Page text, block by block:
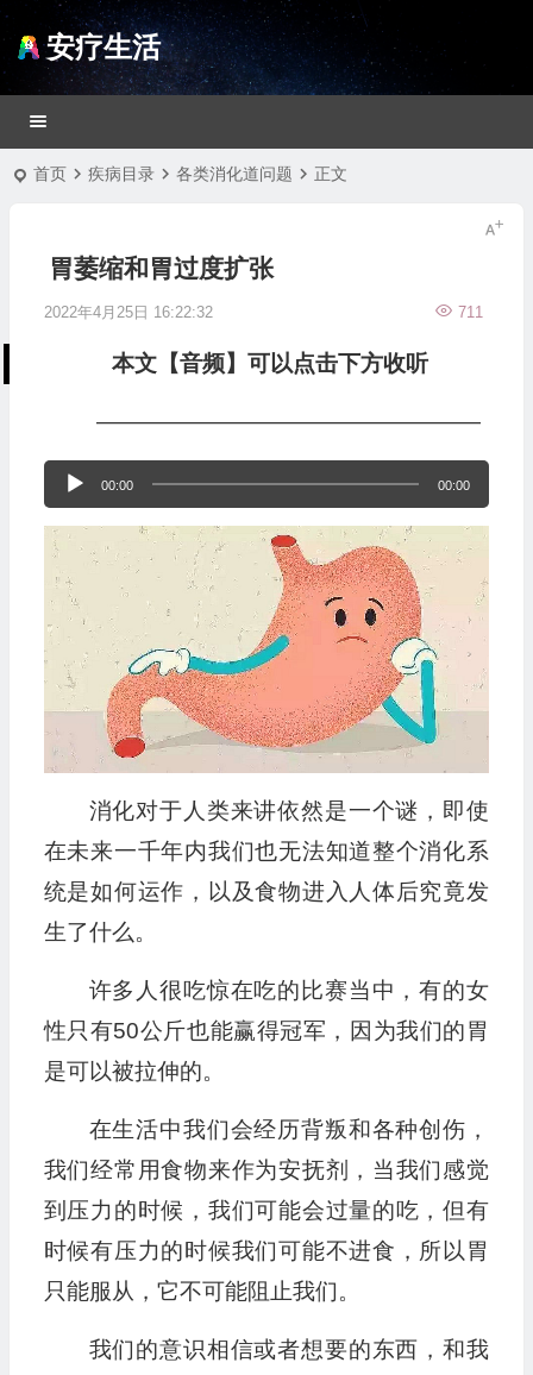
安疗生活
首页 疾病目录 各类消化道问题 正文
胃萎缩和胃过度扩张
2022年4月25日 16:22:32 711
本文【音频】可以点击下方收听
—————————————————
频
播
放
00:00 00:00
消化对于人类来讲依然是一个谜，即使
在未来一千年内我们也无法知道整个消化系
统是如何运作，以及食物进入人体后究竟发
生了什么。
许多人很吃惊在吃的比赛当中，有的女
性只有50公斤也能赢得冠军，因为我们的胃
是可以被拉伸的。
在生活中我们会经历背叛和各种创伤，
我们经常用食物来作为安抚剂，当我们感觉
到压力的时候，我们可能会过量的吃，但有
时候有压力的时候我们可能不进食，所以胃
只能服从，它不可能阻止我们。
我们的意识相信或者想要的东西，和我